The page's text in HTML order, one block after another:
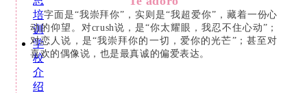
培
训
学
校
介
绍
字面是“我崇拜你”，实则是“我超爱你”，藏着一份心
动的仰望。对crush说，是“你太耀眼，我忍不住心动”；
对恋人说，是“我崇拜你的一切，爱你的光芒”；甚至对
喜欢的偶像说，也是最真诚的偏爱表达。